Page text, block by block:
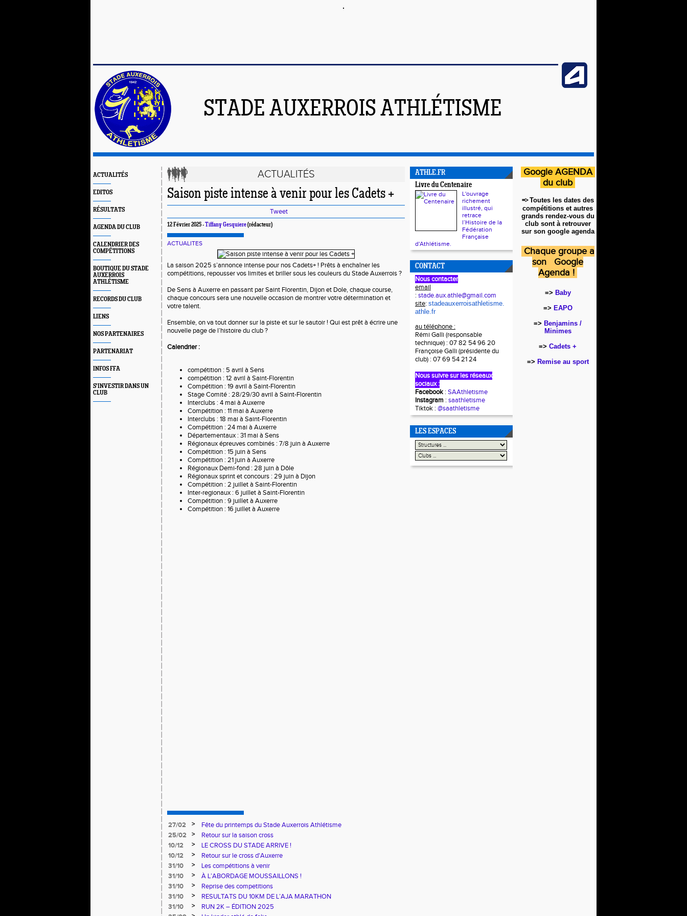
STADE AUXERROIS ATHLÉTISME
ACTUALITÉS
EDITOS
RÉSULTATS
AGENDA DU CLUB
CALENDRIER DES
COMPÉTITIONS
BOUTIQUE DU STADE
AUXERROIS
ATHLÉTISME
RECORDS DU CLUB
LIENS
NOS PARTENAIRES
PARTENARIAT
INFOS FFA
S'INVESTIR DANS UN
CLUB
ACTUALITÉS
Saison piste intense à venir pour les Cadets +
Tweet
12 Février 2025 -Tiffany Gesquiere(rédacteur)
ACTUALITES
La saison 2025 s’annonce intense pour nos Cadets+ ! Prêts à enchaîner les
compétitions, repousser vos limites et briller sous les couleurs du Stade Auxerrois ?
De Sens à Auxerre en passant par Saint Florentin, Dijon et Dole, chaque course,
chaque concours sera une nouvelle occasion de montrer votre détermination et
votre talent.
Ensemble, on va tout donner sur la piste et sur le sautoir ! Qui est prêt à écrire une
nouvelle page de l’histoire du club ?
Calendrier :
compétition : 5 avril à Sens
compétition : 12 avril à Saint-Florentin
Compétition : 19 avril à Saint-Florentin
Stage Comité : 28/29/30 avril à Saint-Florentin
Interclubs : 4 mai à Auxerre
Compétition : 11 mai à Auxerre
Interclubs : 18 mai à Saint-Florentin
Compétition : 24 mai à Auxerre
Départementaux : 31 mai à Sens
Régionaux épreuves combinés : 7/8 juin à Auxerre
Compétition : 15 juin à Sens
Compétition : 21 juin à Auxerre
Régionaux Demi-fond : 28 juin à Dôle
Régionaux sprint et concours : 29 juin à Dijon
Compétition : 2 juillet à Saint-Florentin
Inter-regionaux : 6 juillet à Saint-Florentin
Compétition : 9 juillet à Auxerre
Compétition : 16 juillet à Auxerre
27/02 >
Fête du printemps du Stade Auxerrois Athlétisme
25/02
>
Retour sur la saison cross
10/12
>
LE CROSS DU STADE ARRIVE !
10/12
>
Retour sur le cross d'Auxerre
31/10
>
Les compétitions à venir
31/10
>
À L’ABORDAGE MOUSSAILLONS !
31/10
>
Reprise des competitions
31/10
>
RESULTATS DU 10KM DE L’AJA MARATHON
31/10
>
RUN 2K – ÉDITION 2025
ATHLE.FR
Livre du Centenaire
L'ouvrage
richement
illustré, qui
retrace
l’Histoire de la
Fédération
Française
d'Athlétisme.
CONTACT
Nous contacter
email
: stade.aux.athle@gmail.com
site: stadeauxerroisathletisme.
athle.fr
au téléphone :
Rémi Galli (responsable
technique) : 07 82 54 96 20
Françoise Galli (présidente du
club) : 07 69 54 21 24
Nous suivre sur les réseaux
sociaux :
Facebook : SAAthletisme
Instagram : saathletisme
Tiktok : @saathletisme
LES ESPACES
Google AGENDA
du club
=>Toutes les dates des
compétitions et autres
grands rendez-vous du
club sont à retrouver
sur son google agenda
Chaque groupe a
son Google
Agenda !
=> Baby
=> EAPO
=> Benjamins /
Minimes
=> Cadets +
=> Remise au sport